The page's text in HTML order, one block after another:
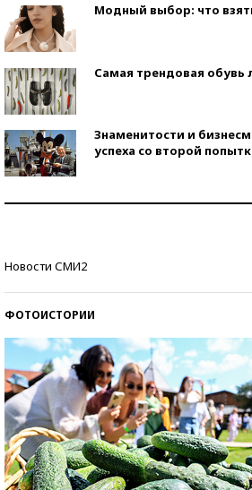
Модный выбор: что
Самая трендовая обувь
Знаменитости и
успеха со второй
Новости СМИ2
ФОТОИСТОРИИ